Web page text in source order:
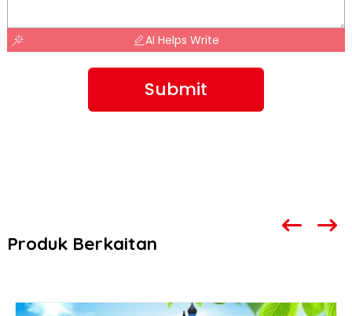
AI Helps Write
Submit
Produk Berkaitan